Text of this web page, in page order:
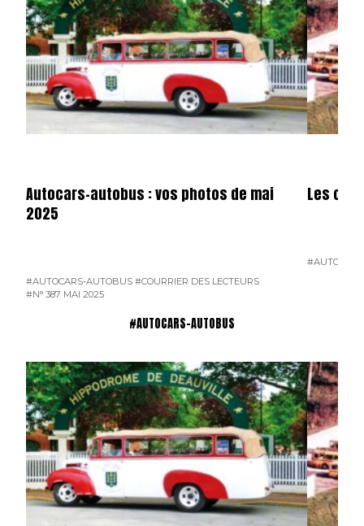
Autocars-autobus : vos photos de mai
2025
#AUTOCARS-AUTOBUS #COURRIER DES LECTEURS
#N° 387 MAI 2025
Les
#AUTOCARS-AUTOBUS